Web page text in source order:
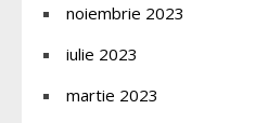
noiembrie 2023
iulie 2023
martie 2023